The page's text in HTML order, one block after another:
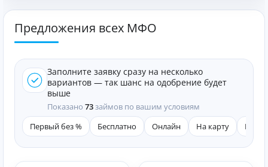
Предложения всех МФО
Заполните заявку сразу на несколько
вариантов — так шанс на одобрение будет
выше
Показано 73займов по вашим условиям
Первый без %
Бесплатно Онлайн На карту